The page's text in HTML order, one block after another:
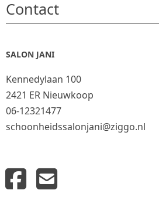
Contact
SALON JANI
Kennedylaan 100
2421 ER Nieuwkoop
06-12321477
schoonheidssalonjani@ziggo.nl